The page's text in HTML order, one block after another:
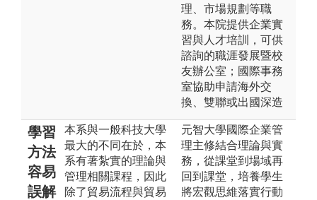
理、市場規劃等職
務。本院提供企業實
習與人才培訓，可供
諮詢的職涯發展暨校
友辦公室；國際事務
室協助申請海外交
換、雙聯或出國深造
學習
方法
容易
誤解
本系與一般科技大學
最大的不同在於，本
系有著紮實的理論與
管理相關課程，因此
除了貿易流程與貿易
元智大學國際企業管
理主修結合理論與實
務，從課堂到場域再
回到課堂，培養學生
將宏觀思維落實行動